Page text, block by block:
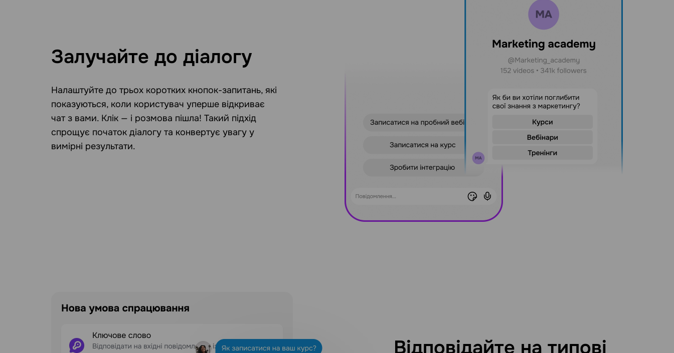
Залучайте до діалогу
Налаштуйте до трьох коротких кнопок-запитань, які
показуються, коли користувач уперше відкриває
чат з вами. Клік — і розмова пішла! Такий підхід
спрощує початок діалогу та конвертує увагу у
вимірні результати.
Відповідайте на типові